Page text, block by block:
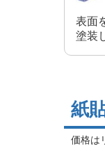
表面
塗装
紙
価格は